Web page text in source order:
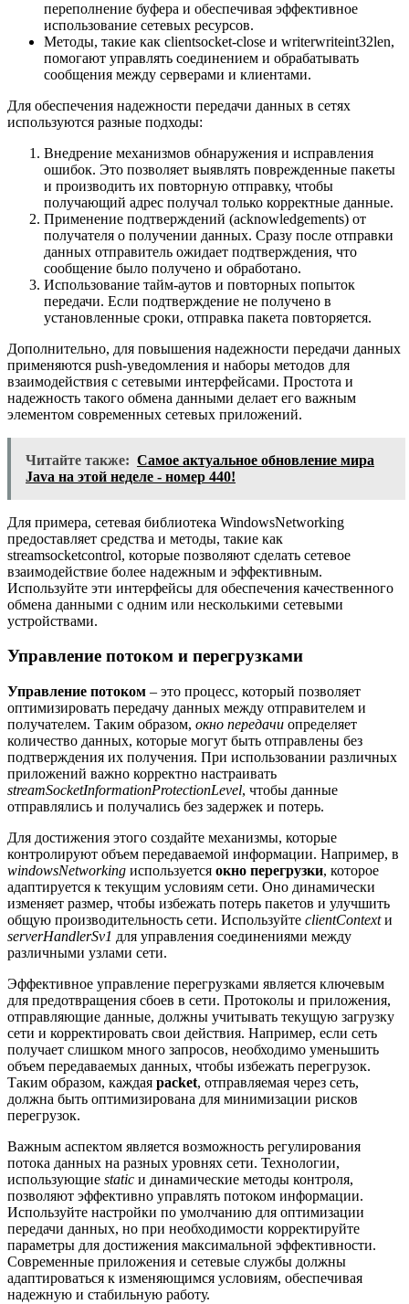
переполнение буфера и обеспечивая эффективное
использование сетевых ресурсов.
Методы, такие как clientsocket-close и writerwriteint32len,
помогают управлять соединением и обрабатывать
сообщения между серверами и клиентами.
Для обеспечения надежности передачи данных в сетях
используются разные подходы:
Внедрение механизмов обнаружения и исправления
ошибок. Это позволяет выявлять поврежденные пакеты
и производить их повторную отправку, чтобы
получающий адрес получал только корректные данные.
Применение подтверждений (acknowledgements) от
получателя о получении данных. Сразу после отправки
данных отправитель ожидает подтверждения, что
сообщение было получено и обработано.
Использование тайм-аутов и повторных попыток
передачи. Если подтверждение не получено в
установленные сроки, отправка пакета повторяется.
Дополнительно, для повышения надежности передачи данных
применяются push-уведомления и наборы методов для
взаимодействия с сетевыми интерфейсами. Простота и
надежность такого обмена данными делает его важным
элементом современных сетевых приложений.
Читайте также: Самое актуальное обновление мира
Java на этой неделе - номер 440!
Для примера, сетевая библиотека WindowsNetworking
предоставляет средства и методы, такие как
streamsocketcontrol, которые позволяют сделать сетевое
взаимодействие более надежным и эффективным.
Используйте эти интерфейсы для обеспечения качественного
обмена данными с одним или несколькими сетевыми
устройствами.
Управление потоком и перегрузками
Управление потоком – это процесс, который позволяет
оптимизировать передачу данных между отправителем и
получателем. Таким образом, окно передачи определяет
количество данных, которые могут быть отправлены без
подтверждения их получения. При использовании различных
приложений важно корректно настраивать
streamSocketInformationProtectionLevel, чтобы данные
отправлялись и получались без задержек и потерь.
Для достижения этого создайте механизмы, которые
контролируют объем передаваемой информации. Например, в
windowsNetworking используется окно перегрузки, которое
адаптируется к текущим условиям сети. Оно динамически
изменяет размер, чтобы избежать потерь пакетов и улучшить
общую производительность сети. Используйте clientContextи
serverHandlerSv1 для управления соединениями между
различными узлами сети.
Эффективное управление перегрузками является ключевым
для предотвращения сбоев в сети. Протоколы и приложения,
отправляющие данные, должны учитывать текущую загрузку
сети и корректировать свои действия. Например, если сеть
получает слишком много запросов, необходимо уменьшить
объем передаваемых данных, чтобы избежать перегрузок.
Таким образом, каждая packet, отправляемая через сеть,
должна быть оптимизирована для минимизации рисков
перегрузок.
Важным аспектом является возможность регулирования
потока данных на разных уровнях сети. Технологии,
использующие static и динамические методы контроля,
позволяют эффективно управлять потоком информации.
Используйте настройки по умолчанию для оптимизации
передачи данных, но при необходимости корректируйте
параметры для достижения максимальной эффективности.
Современные приложения и сетевые службы должны
адаптироваться к изменяющимся условиям, обеспечивая
надежную и стабильную работу.